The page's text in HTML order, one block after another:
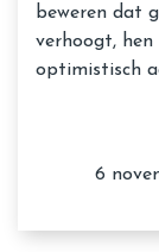
beweren dat
verhoogt, hen
optimistisch
6